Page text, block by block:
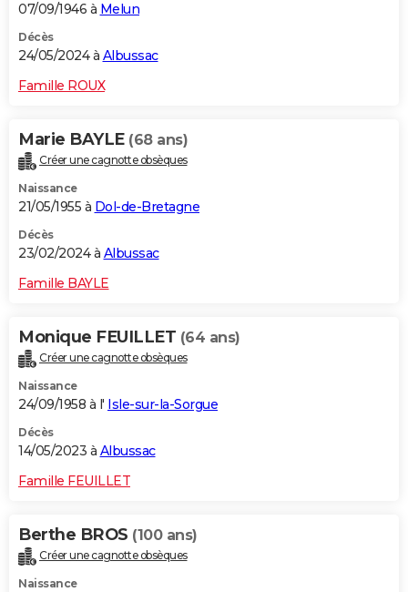
07/09/1946 à Melun
Décès
24/05/2024 à Albussac
Famille ROUX
Marie BAYLE (68 ans)
Créer une cagnotte obsèques
Naissance
21/05/1955 à Dol-de-Bretagne
Décès
23/02/2024 à Albussac
Famille BAYLE
Monique FEUILLET (64 ans)
Créer une cagnotte obsèques
Naissance
24/09/1958 à l' Isle-sur-la-Sorgue
Décès
14/05/2023 à Albussac
Famille FEUILLET
Berthe BROS (100 ans)
Créer une cagnotte obsèques
Naissance